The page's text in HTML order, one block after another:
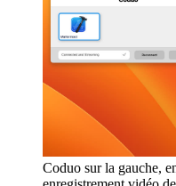
Coduo sur la gauche,